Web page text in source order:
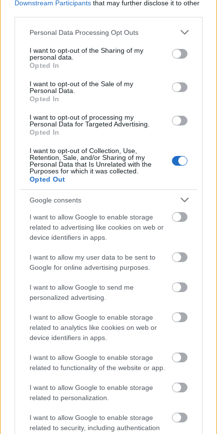
Downstream Participants that may further disclose it to other
Please note that this website/app uses one or more Google
not limited to your visit or usage behaviour. You may click to
grant or deny consent to Google and its third-party tags to
use your data for below specified purposes in below Google
consent section.
Personal Data Processing Opt Outs
I want to opt-out of the Sharing of my
personal data.
Opted In
I want to opt-out of the Sale of my
Personal Data.
Opted In
I want to opt-out of processing my
Personal Data for Targeted Advertising.
Opted In
I want to opt-out of Collection, Use,
Retention, Sale, and/or Sharing of my
Personal Data that Is Unrelated with the
Purposes for which it was collected.
Opted Out
Google consents
I want to allow Google to enable storage
related to advertising like cookies on web or
device identifiers in apps.
I want to allow my user data to be sent to
Google for online advertising purposes.
I want to allow Google to send me
personalized advertising.
I want to allow Google to enable storage
related to analytics like cookies on web or
device identifiers in apps.
I want to allow Google to enable storage
related to functionality of the website or app.
I want to allow Google to enable storage
related to personalization.
I want to allow Google to enable storage
related to security, including authentication
ezért keresem a szavakat, és igyekszem hamar
megtalálni, hogy ne locsogjak sokat, és
tulajdonképpen már célközelben vagyok, mert a
ami nem múlik el.
nincsen. Nincsen, Tesó. Most nem is az, hogy vonalas
telefont már évek óta nem használok, ha csörög sem
veszem fel, mert vagy reklám vagy kampány, szóval
hogy minden változik és elmúlik, a vonalas telefon is,
a mobil is, satöbbi is, ez a hetven év is mögéd kerül
holnap, és mögém is egyszer, élve vagy halva.
Tudom én, boldog születésnapot kéne kívánnom,
kívánok is máskülönben, nem pedig az elmúláson
busongani, de nincs mese, ha valahol, hát a
színházban remekül szembesülhetünk azzal, hogy
az, ami most van, már nincs is, így aztán a legendás
Kovácsról, Lajáról, mindenki Tesójáról, aki,
Uramisten, most hetven, hiába írom le a
szerepneveket: Jerry, Henrik, Hamlet, Meier, Ványa,
Oszlopos, XX, Woyzeck, Baloghtibi, Max, Coleman…
Mindez nincs. Volt, nincs. Ezek miatt vagy te a Tesó,
hisz a szerepekből lett a Tesó, és a szerepek
nincsenek… Igazi, megoldhatatlan ellentmondás:
kotor, bukdácsol, szárnyal, mászik, mikor hogyan,
összeszorított foggal vagy épp sugárzó, szabad
biztos, napra nap lépsz előre vagy merre a magad
maratonján.Előre, Vaknyugatnak, írja Beckett,
fordítja Tellér Gyula, elcseni Varró Dani, mégy előre
vagy merre életmaratonodon, passzol rá a Beckett-
idézet:„Rajta. Mondd, rajta. Mondassék, rajta.
Valahogyan rajta. Míg aztán sehogyan se. Mondassék:
tovább sehogyan. Mindig ez. Soha más. Mindig a
próba. Mindig a bukás. Sebaj. Kezdd újra. Bukj újra.
Legutóbb a
bukdácsoltunk együtt, egész jól, kapóra jött neked a
közelgő, de akkor még távoli hetven, folyton így